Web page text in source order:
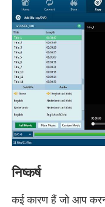
निष्कर्ष
कई कारण हैं जो आप